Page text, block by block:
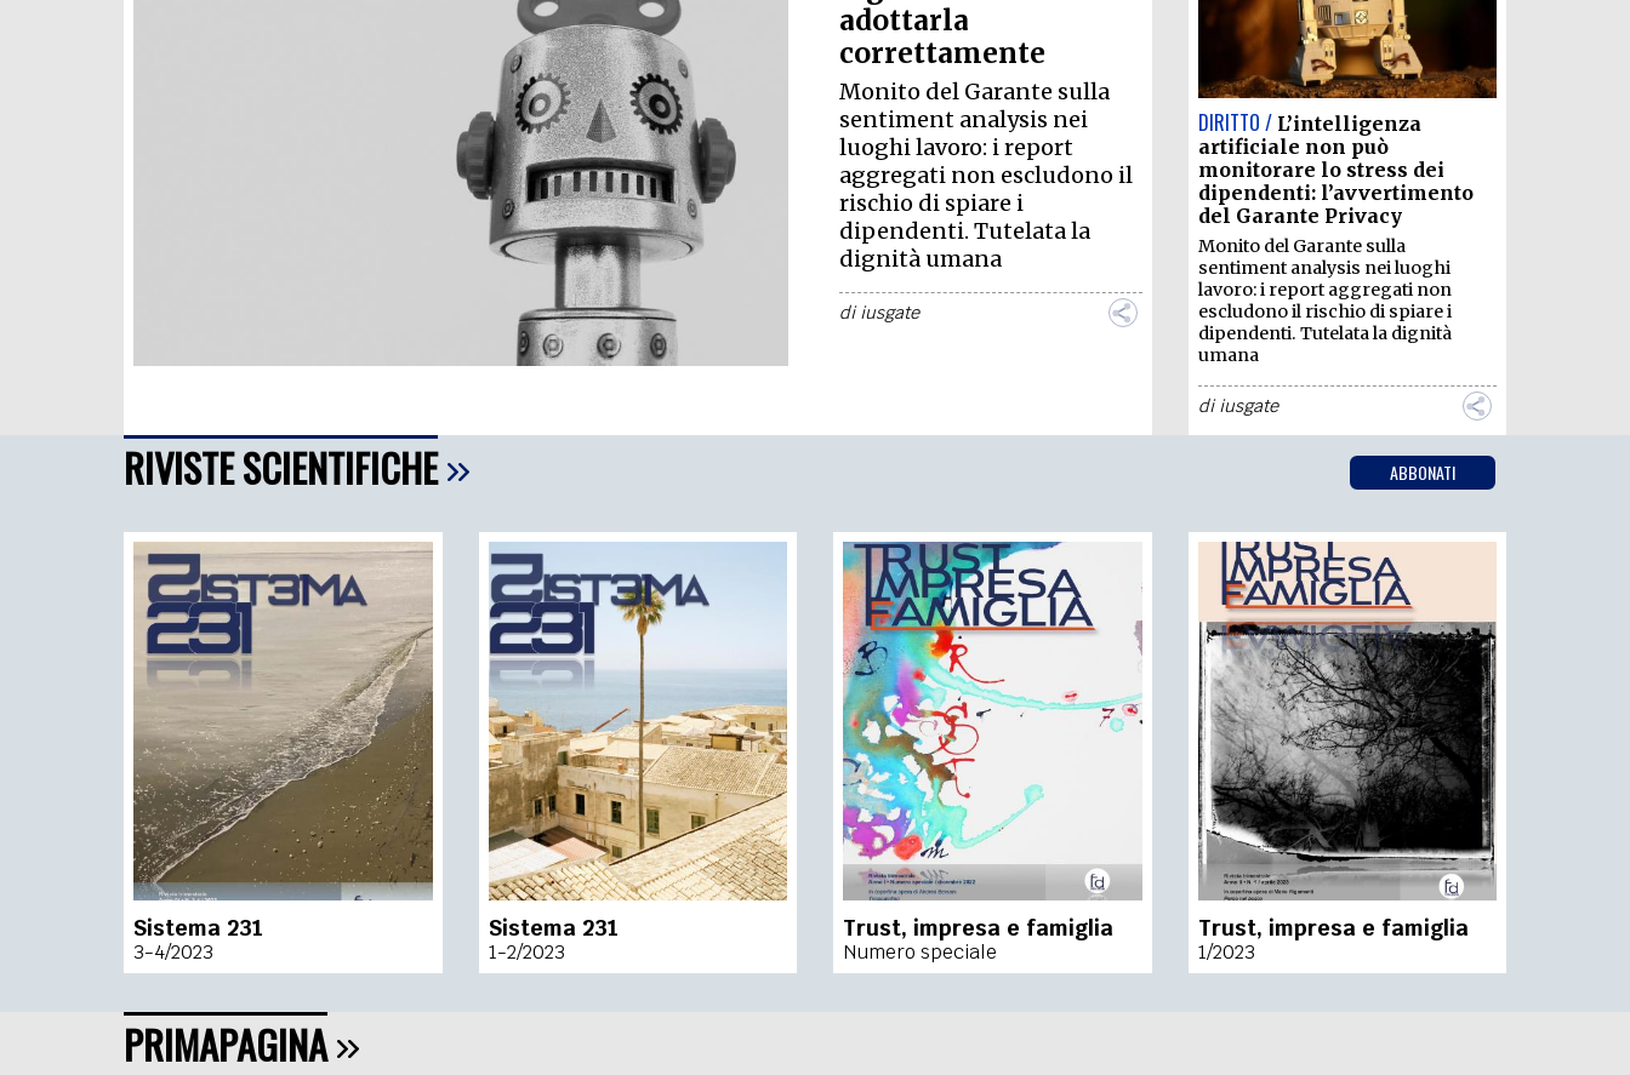
TEAM
REDAZIONE COMITATO SCIENTIFICO CURATORI FOTOGRAFI PARTNER
EXTRA
CODICI RUBRICHE LIBRI PROCEEDINGS PUBBLICITÀ CONTATTI
SOCIAL MEDIA
adottarla
correttamente
Monito del Garante sulla
sentiment analysis nei
luoghi lavoro: i report
aggregati non escludono il
rischio di spiare i
dipendenti. Tutelata la
dignità umana
diiusgate
DIRITTO / L’intelligenza
artificiale non può
monitorare lo stress dei
dipendenti: l’avvertimento
del Garante Privacy
Monito del Garante sulla
sentiment analysis nei luoghi
lavoro: i report aggregati non
escludono il rischio di spiare i
dipendenti. Tutelata la dignità
umana
diiusgate
RIVISTE SCIENTIFICHE ABBONATI
Sistema 231
3-4/2023
Sistema 231
1-2/2023
Trust, impresa e famiglia
Numero speciale
Trust, impresa e famiglia
1/2023
PRIMAPAGINA